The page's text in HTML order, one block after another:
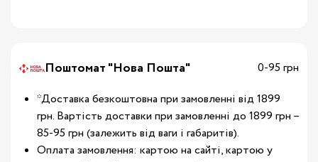
Поштомат "Нова Пошта"
0-95 грн
*Доставка безкоштовна при замовленні від 1899
грн. Вартість доставки при замовленні до 1899 грн –
85-95 грн (залежить від ваги і габаритів).
Оплата замовлення: картою на сайті, картою у